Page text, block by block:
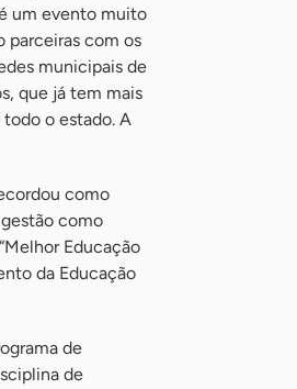
um evento muito
parceiras com os
municipais de
que já tem mais
o estado. A
como
como
Educação
da Educação
de
de